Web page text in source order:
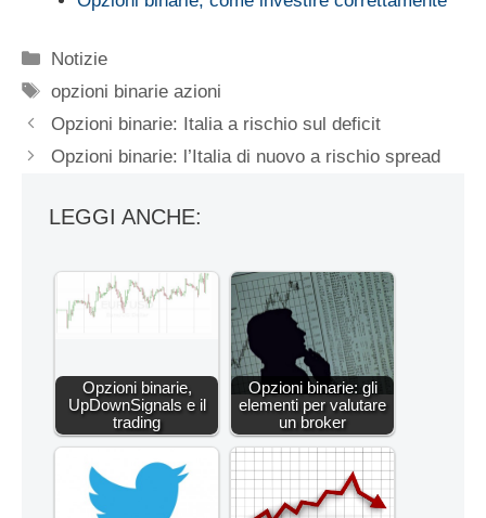
Categorie
Notizie
Tag
opzioni binarie azioni
Opzioni binarie: Italia a rischio sul deficit
Opzioni binarie: l’Italia di nuovo a rischio spread
LEGGI ANCHE:
Opzioni binarie,
UpDownSignals e il
trading
Opzioni binarie: gli
elementi per valutare
un broker